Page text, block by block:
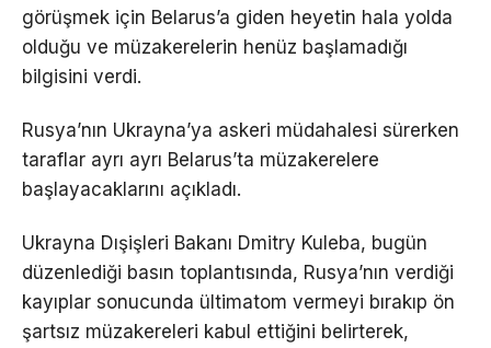
görüşmek için Belarus’a giden heyetin hala yolda
olduğu ve müzakerelerin henüz başlamadığı
bilgisini verdi.
Rusya’nın Ukrayna’ya askeri müdahalesi sürerken
taraflar ayrı ayrı Belarus’ta müzakerelere
başlayacaklarını açıkladı.
Ukrayna Dışişleri Bakanı Dmitry Kuleba, bugün
düzenlediği basın toplantısında, Rusya’nın verdiği
kayıplar sonucunda ültimatom vermeyi bırakıp ön
şartsız müzakereleri kabul ettiğini belirterek,